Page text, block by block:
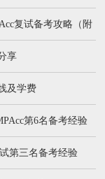
复试备考攻略（附
享
及学费
第6名备考经验
第三名备考经验